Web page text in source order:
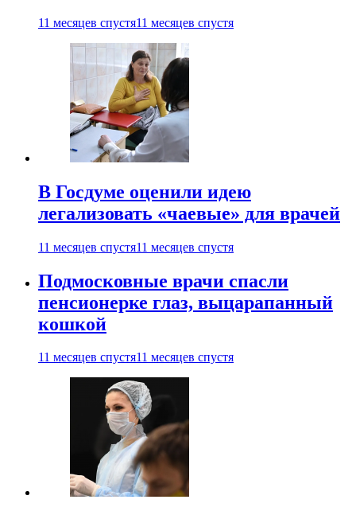
11 месяцев спустя11 месяцев спустя
В Госдуме оценили идею
легализовать «чаевые» для врачей
11 месяцев спустя11 месяцев спустя
Подмосковные врачи спасли
пенсионерке глаз, выцарапанный
кошкой
11 месяцев спустя11 месяцев спустя